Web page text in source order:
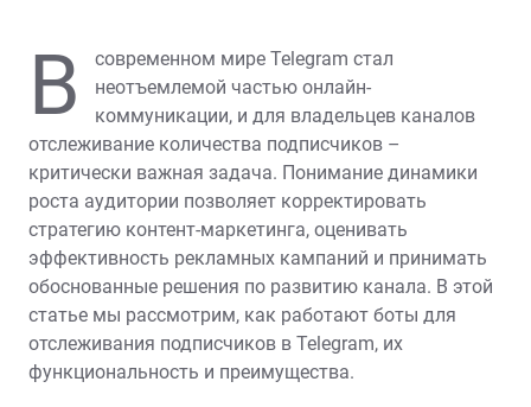
В
современном мире Telegram стал
неотъемлемой частью онлайн-
коммуникации, и для владельцев каналов
отслеживание количества подписчиков –
критически важная задача. Понимание динамики
роста аудитории позволяет корректировать
стратегию контент-маркетинга, оценивать
эффективность рекламных кампаний и принимать
обоснованные решения по развитию канала. В этой
статье мы рассмотрим, как работают боты для
отслеживания подписчиков в Telegram, их
функциональность и преимущества.